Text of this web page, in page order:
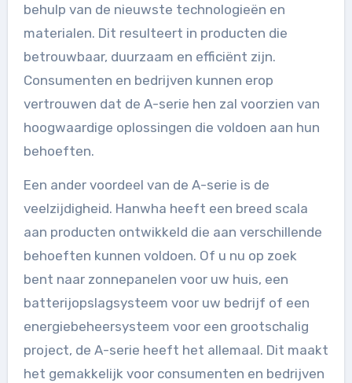
behulp van de nieuwste technologieën en
materialen. Dit resulteert in producten die
betrouwbaar, duurzaam en efficiënt zijn.
Consumenten en bedrijven kunnen erop
vertrouwen dat de A-serie hen zal voorzien van
hoogwaardige oplossingen die voldoen aan hun
behoeften.
Een ander voordeel van de A-serie is de
veelzijdigheid. Hanwha heeft een breed scala
aan producten ontwikkeld die aan verschillende
behoeften kunnen voldoen. Of u nu op zoek
bent naar zonnepanelen voor uw huis, een
batterijopslagsysteem voor uw bedrijf of een
energiebeheersysteem voor een grootschalig
project, de A-serie heeft het allemaal. Dit maakt
het gemakkelijk voor consumenten en bedrijven